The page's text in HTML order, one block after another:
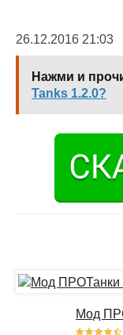
26.12.2016 21:03
Нажми и
Tanks 1.2.0?
Мод